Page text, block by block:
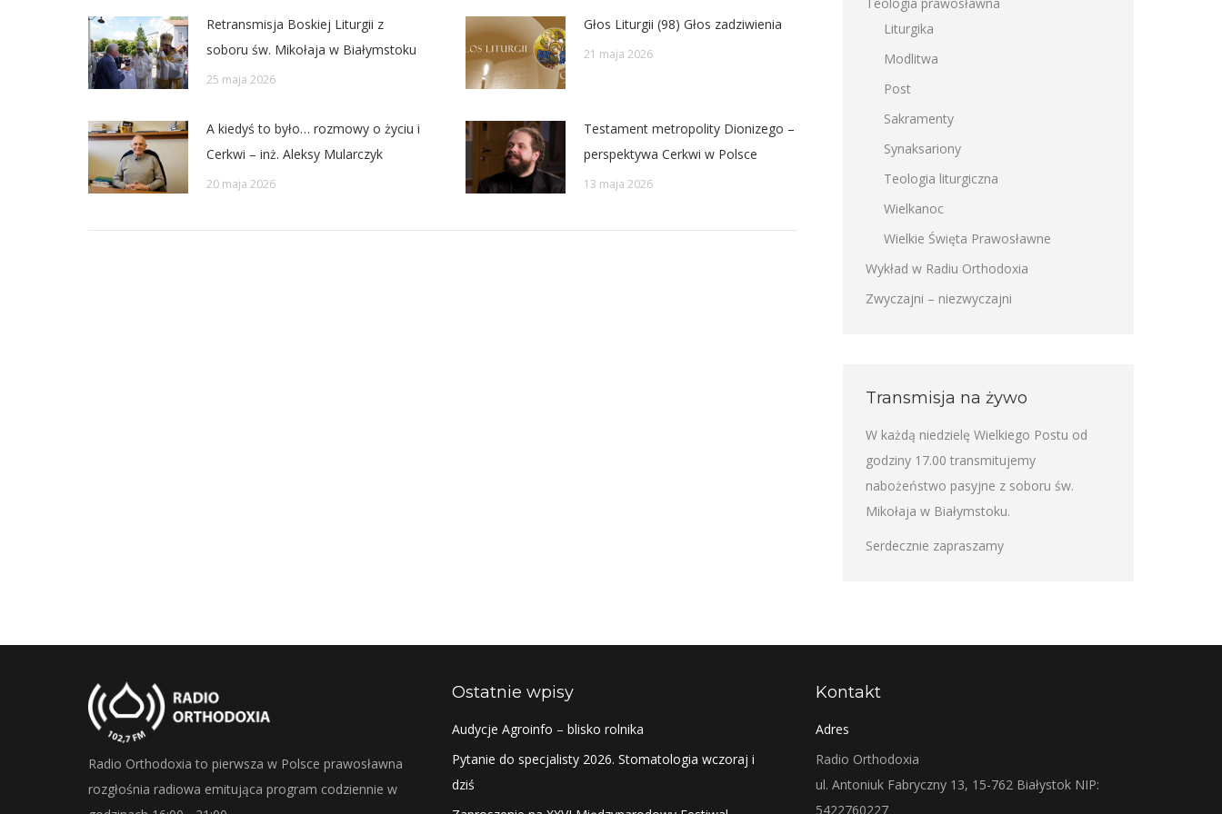
Retransmisja Boskiej Liturgii z
soboru św. Mikołaja w Białymstoku
25 maja 2026
Głos Liturgii (98) Głos zadziwienia
21 maja 2026
A kiedyś to było… rozmowy o życiu i
Cerkwi – inż. Aleksy Mularczyk
20 maja 2026
Testament metropolity Dionizego –
perspektywa Cerkwi w Polsce
13 maja 2026
Liturgika
Modlitwa
Post
Sakramenty
Synaksariony
Teologia liturgiczna
Wielkanoc
Wielkie Święta Prawosławne
Wykład w Radiu Orthodoxia
Zwyczajni – niezwyczajni
Transmisja na żywo
W każdą niedzielę Wielkiego Postu od
godziny 17.00 transmitujemy
nabożeństwo pasyjne z soboru św.
Mikołaja w Białymstoku.
Serdecznie zapraszamy
Radio Orthodoxia to pierwsza w Polsce prawosławna
rozgłośnia radiowa emitująca program codziennie w
Ostatnie wpisy
Audycje Agroinfo – blisko rolnika
Pytanie do specjalisty 2026. Stomatologia wczoraj i
dziś
Kontakt
Adres
Radio Orthodoxia
ul. Antoniuk Fabryczny 13, 15-762 Białystok NIP:
5422760227